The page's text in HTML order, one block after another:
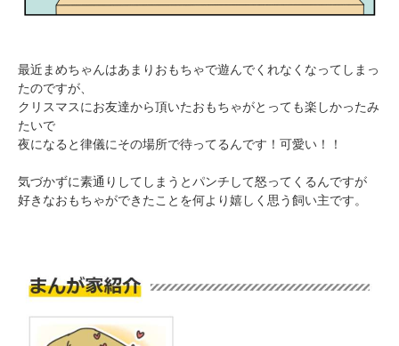
最近まめちゃんはあまりおもちゃで遊んでくれなくなってしまっ
たのですが、
クリスマスにお友達から頂いたおもちゃがとっても楽しかったみ
たいで
夜になると律儀にその場所で待ってるんです！可愛い！！
気づかずに素通りしてしまうとパンチして怒ってくるんですが
好きなおもちゃができたことを何より嬉しく思う飼い主です。
閉じる
pecodogs
pecocats